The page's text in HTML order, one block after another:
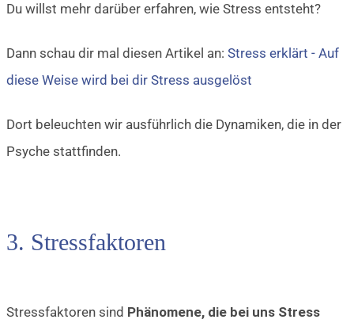
Du willst mehr darüber erfahren, wie Stress entsteht?
Dann schau dir mal diesen Artikel an: Stress erklärt - Auf
diese Weise wird bei dir Stress ausgelöst
Dort beleuchten wir ausführlich die Dynamiken, die in der
Psyche stattfinden.
3. Stressfaktoren
Stressfaktoren sind Phänomene, die bei uns Stress